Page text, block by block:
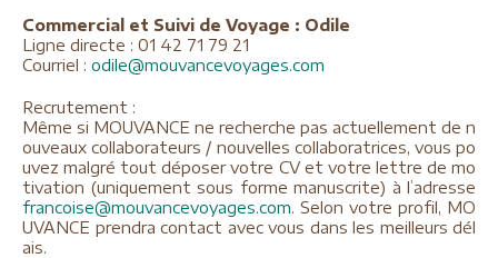
Commercial et Suivi de Voyage : Odile
Ligne directe : 01 42 71 79 21
Courriel : odile@mouvancevoyages.com
Recrutement :
Même si MOUVANCE ne recherche pas actuellement de n
ouveaux collaborateurs / nouvelles collaboratrices, vous po
uvez malgré tout déposer votre CV et votre lettre de mo
tivation (uniquement sous forme manuscrite) à l’adresse
francoise@mouvancevoyages.com. Selon votre profil, MO
UVANCE prendra contact avec vous dans les meilleurs dél
ais.